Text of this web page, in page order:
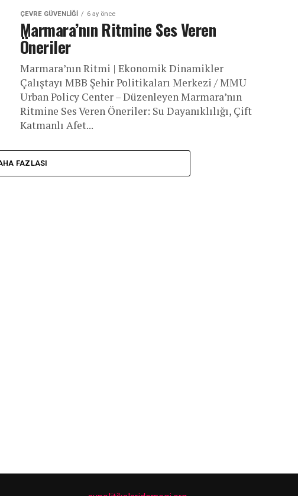
ÇEVRE GÜVENLIĞI 6 ay önce
Marmara’nın Ritmine Ses Veren
Öneriler
Marmara’nın Ritmi | Ekonomik Dinamikler
Çalıştayı MBB Şehir Politikaları Merkezi / MMU
Urban Policy Center – Düzenleyen Marmara’nın
Ritmine Ses Veren Öneriler: Su Dayanıklılığı, Çift
Katmanlı Afet...
FAZLASI